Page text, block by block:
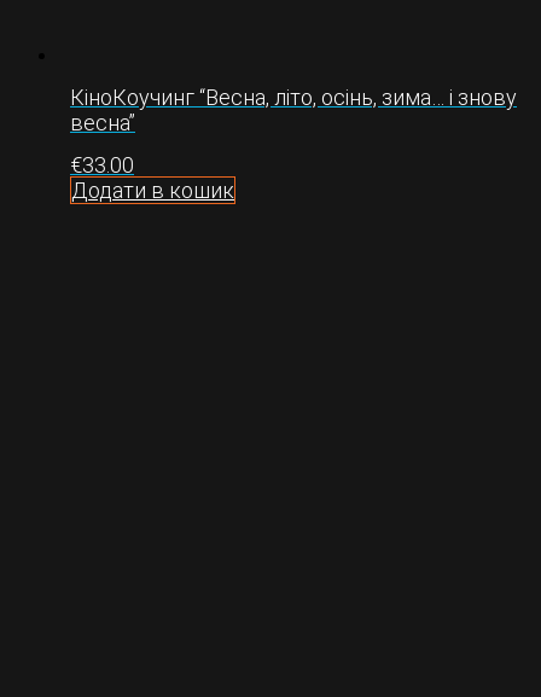
КіноКоучинг “Весна, літо, осінь, зима… і знову
весна”
€33.00
Додати в кошик